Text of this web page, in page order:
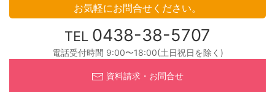
お気軽にお問合せください。
TEL 0438-38-5707
電話受付時間 9:00〜18:00(土日祝日を除く)
資料請求・お問合せ